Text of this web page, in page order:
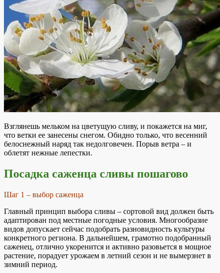
Взглянешь мельком на цветущую сливу, и покажется на миг,
что ветки ее занесены снегом. Обидно только, что весенний
белоснежный наряд так недолговечен. Порыв ветра – и
облетят нежные лепестки.
Посадка саженца сливы пошагово
Шаг 1 – выбор саженца
Главный принцип выбора сливы – сортовой вид должен быть
адаптирован под местные погодные условия. Многообразие
видов допускает сейчас подобрать разновидность культуры
конкретного региона. В дальнейшем, грамотно подобранный
саженец, отлично укоренится и активно разовьется в мощное
растение, порадует урожаем в летний сезон и не вымерзнет в
зимний период.